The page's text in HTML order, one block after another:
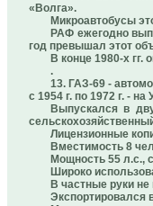
«Волга».
Микроавтобусы
РАФ ежегодно
год превышал этот
В конце 1980-х
.
13. ГАЗ-69 -
с 1954 г. по 1972 г. -
Выпускался в
Лицензионные
Вместимость 8
Мощность 55 л.с.,
Широко
В частные руки
Экспортировался